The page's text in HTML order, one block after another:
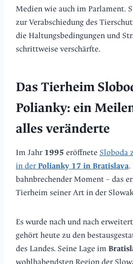
Medien wie auch im Parlament.
zur Verabschiedung des
die Haltungsbedingungen und
schrittweise verschärfte.
Das Tierheim
Polianky: ein
alles veränderte
Im Jahr 1995 eröffnete Sloboda
in der Polianky 17 in Bratislava.
bahnbrechender Moment – das
Tierheim seiner Art in der
Es wurde nach und nach
gehört heute zu den
des Landes. Seine Lage im